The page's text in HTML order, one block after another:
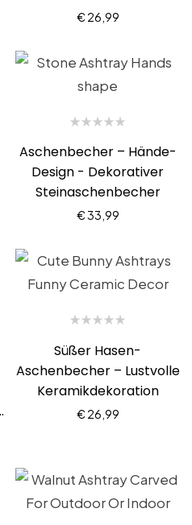
€ 26,99
Aschenbecher – Hände-
Design - Dekorativer
Steinaschenbecher
€33,99
Süßer Hasen-
Aschenbecher – Lustvolle
Keramikdekoration
€ 26,99